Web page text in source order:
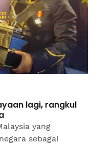
lagi, rangkul
yang
sebagai